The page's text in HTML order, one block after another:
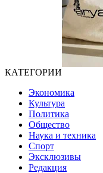
КАТЕГОРИИ
Экономика
Культура
Политика
Общество
Наука и техника
Спорт
Эксклюзивы
Редакция